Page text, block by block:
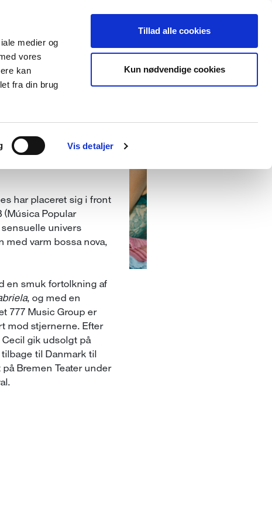
medier og
vores
kan
fra din brug
Vis detaljer
Tillad alle cookies
Kun nødvendige cookies
har placeret sig i front
(Música Popular
univers
med varm bossa nova,
en smuk fortolkning af
, og med en
777 Music Group er
mod stjernerne. Efter
gik udsolgt på
til Danmark til
Bremen Teater under